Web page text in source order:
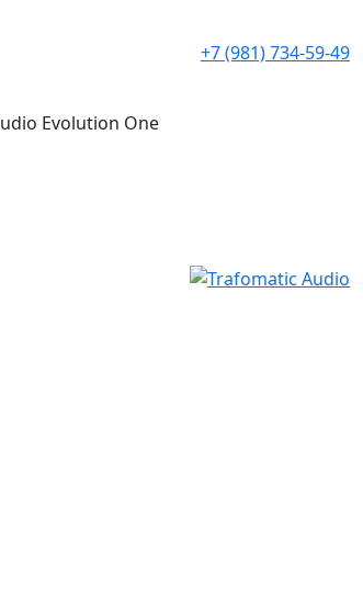
+7 (981) 734-59-49
Evolution One